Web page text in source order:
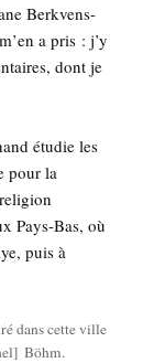
Berk­vens-
a pris : j’y
dont je
étu­die les
pour la
Pays-Bas, où
puis à
dans cette ville
Böhm.